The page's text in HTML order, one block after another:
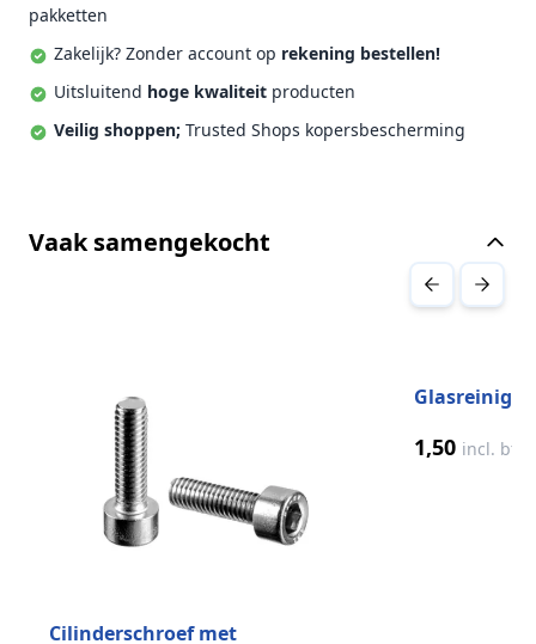
pakketten
Zakelijk? Zonder account op rekening bestellen!
Uitsluitend hoge kwaliteit producten
Veilig shoppen; Trusted Shops kopersbescherming
Vaak samengekocht
Cilinderschroef met
1,50 incl. btw